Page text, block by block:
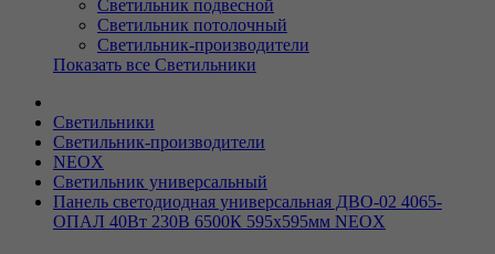
Светильник подвесной
Светильник потолочный
Светильник-производители
Показать все Светильники
Светильники
Светильник-производители
NEOX
Светильник универсальный
Панель светодиодная универсальная ДВО-02 4065-
ОПАЛ 40Вт 230В 6500К 595х595мм NEOX